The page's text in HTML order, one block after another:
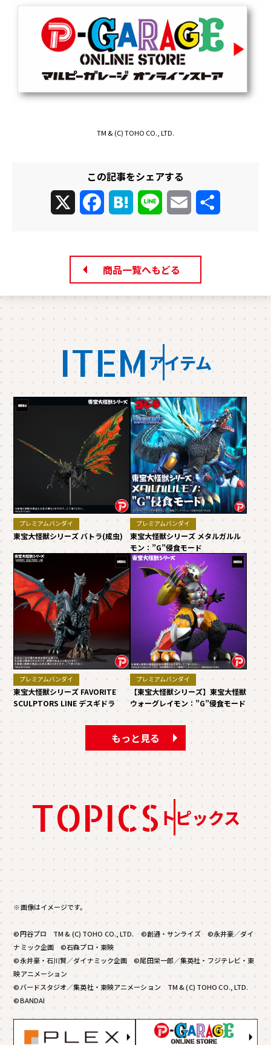
TM & (C) TOHO CO., LTD.
この記事をシェアする
FacebookHatena Line Email
商品一覧へもどる
ITEM アイテム
プレミアムバンダイ
東宝大怪獣シリーズ バトラ(成虫)
プレミアムバンダイ
東宝大怪獣シリーズ メタルガルル
モン：”G”侵食モード
プレミアムバンダイ
東宝大怪獣シリーズ FAVORITE
SCULPTORS LINE デスギドラ
プレミアムバンダイ
【東宝大怪獣シリーズ】東宝大怪獣
ウォーグレイモン：”G”侵食モード
もっと見る
TOPICS トピックス
※画像はイメージです。
©円谷プロ TM & (C) TOHO CO., LTD. ©創通・サンライズ ©永井豪／ダイ
ナミック企画 ©石森プロ・東映
©永井豪・石川賢／ダイナミック企画 ©尾田栄一郎／集英社・フジテレビ・東
映アニメーション
©バードスタジオ／集英社・東映アニメーション TM & (C) TOHO CO., LTD.
©BANDAI